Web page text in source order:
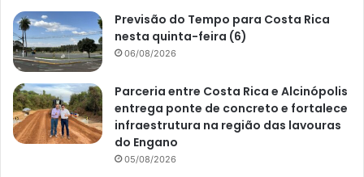
Previsão do Tempo para Costa Rica
nesta quinta-feira (6)
06/08/2026
Parceria entre Costa Rica e Alcinópolis
entrega ponte de concreto e fortalece
infraestrutura na região das lavouras
do Engano
05/08/2026